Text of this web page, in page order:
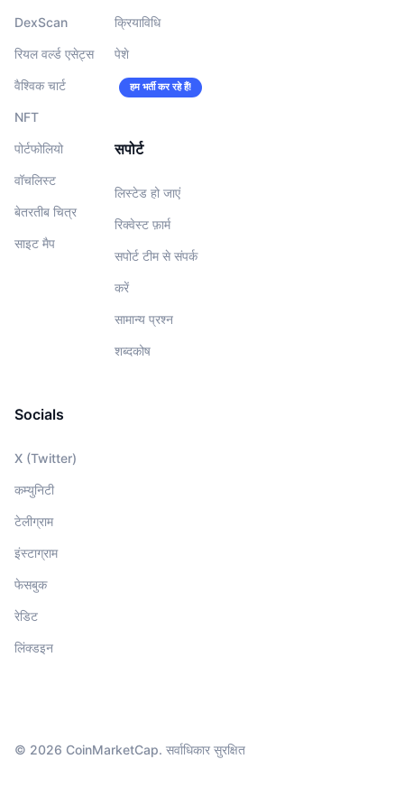
DexScan
रियल वर्ल्ड एसेट्स
वैश्विक चार्ट
NFT
पोर्टफोलियो
वॉचलिस्‍ट
बेतरतीब चित्र
साइट मैप
क्रियाविधि
पेशे
हम भर्ती कर रहे हैं!
सपोर्ट
लिस्टेड हो जाएं
रिक्वेस्ट फ़ार्म
सपोर्ट टीम से संपर्क
करें
सामान्य प्रश्न
शब्दकोष
Socials
X (Twitter)
कम्युनिटी
टेलीग्राम
इंस्टाग्राम
फेसबुक
रेडिट
लिंक्डइन
© 2026 CoinMarketCap. सर्वाधिकार सुरक्षित